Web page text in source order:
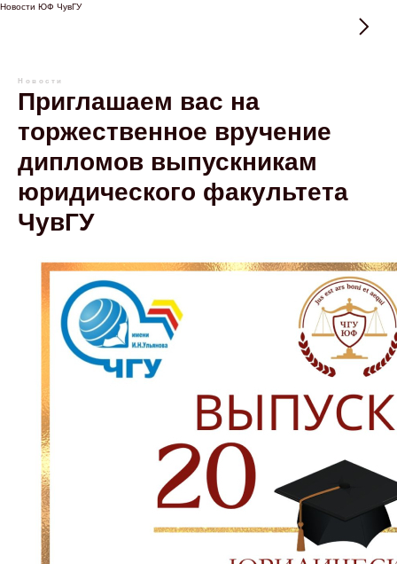
Новости ЮФ ЧувГУ
Новости
Приглашаем вас на
торжественное вручение
дипломов выпускникам
юридического факультета
ЧувГУ